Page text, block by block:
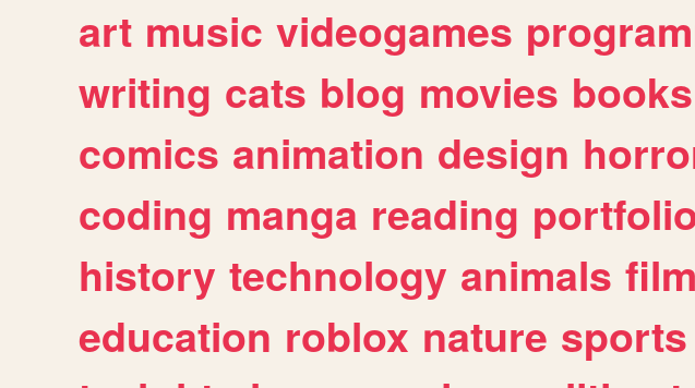
art music videogames
writing cats blog movies books
comics animation design
coding manga reading
history technology animals film
education roblox nature sports